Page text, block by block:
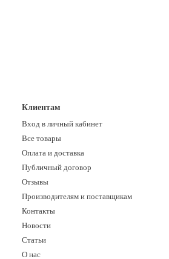
Клиентам
Вход в личный кабинет
Все товары
Оплата и доставка
Публичный договор
Отзывы
Производителям и поставщикам
Контакты
Новости
Статьи
О нас